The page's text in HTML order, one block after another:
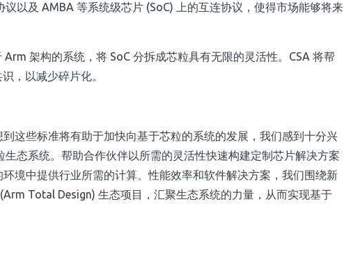
议以及 AMBA 等系统级芯片 (SoC) 上的互连协议，使得市场能够将来
架构的系统，将 SoC 分拆成芯粒具有无限的灵活性。CSA 将帮
，以减少碎片化。
这些标准将有助于加快向基于芯粒的系统的发展，我们感到十分兴
态系统。帮助合作伙伴以所需的灵活性快速构建定制芯片解决方案
境中提供行业所需的计算、性能效率和软件解决方案，我们围绕新
Total Design) 生态项目，汇聚生态系统的力量，从而实现基于